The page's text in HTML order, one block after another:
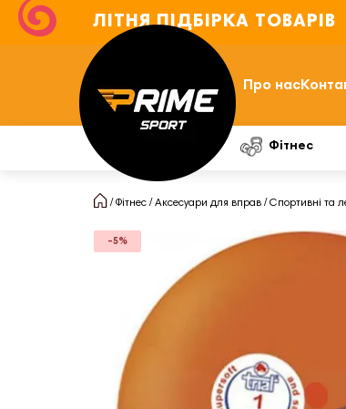
ЛІТНЯ ПІДБІРКА ТОВАРІВ
Про нас
Фітнес
Фітнес Аксесуари для вправ Спортивні та
-5%